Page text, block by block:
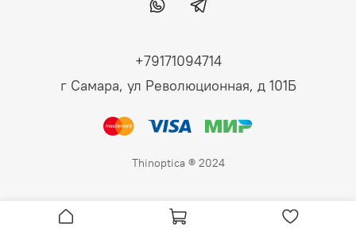
+79171094714
г Самара, ул Революционная, д 101Б
Thinoptica ® 2024